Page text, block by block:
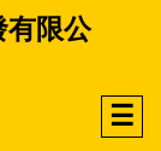
有限公
☰